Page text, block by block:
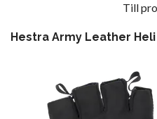
Till
Hestra Army Leather